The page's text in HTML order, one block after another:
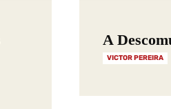
A
VICTOR PEREIRA